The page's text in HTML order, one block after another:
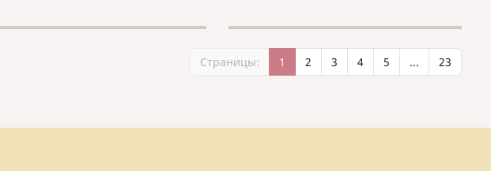
Страницы: 1 2 3 4 5 ... 23